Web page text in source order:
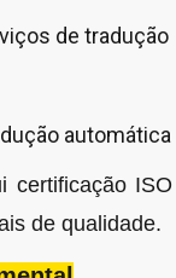
de tradução
automática
certificação
de qualidade.